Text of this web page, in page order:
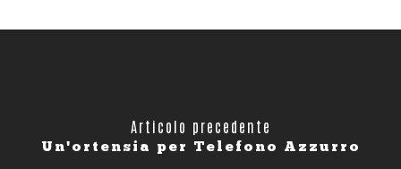
Articolo precedente
Un'ortensia per Telefono Azzurro